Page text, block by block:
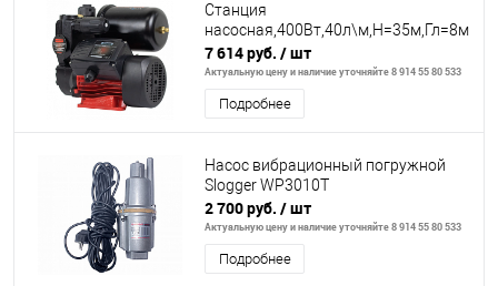
Станция
7 614 руб. / шт
Актуальную цену и наличие уточняйте 8 914 55 80 533
Подробнее
Насос вибрационный погружной
Slogger WP3010T
2 700 руб. / шт
Актуальную цену и наличие уточняйте 8 914 55 80 533
Подробнее